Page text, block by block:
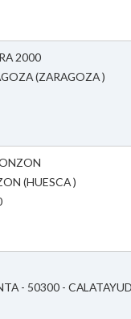
2000
(ZARAGOZA )
(HUESCA )
- 50300 -